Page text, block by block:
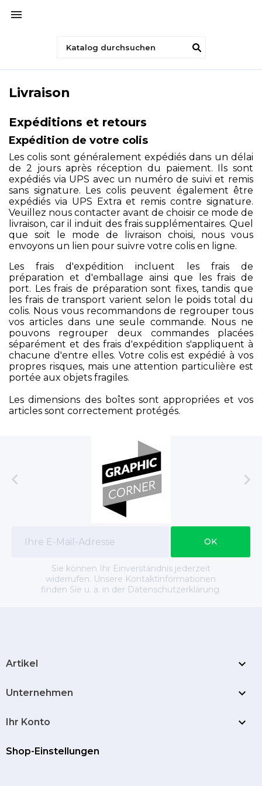

Livraison
Expéditions et retours
Expédition de votre colis
Les colis sont généralement expédiés dans un délai
de 2 jours après réception du paiement. Ils sont
expédiés via UPS avec un numéro de suivi et remis
sans signature. Les colis peuvent également être
expédiés via UPS Extra et remis contre signature.
Veuillez nous contacter avant de choisir ce mode de
livraison, car il induit des frais supplémentaires. Quel
que soit le mode de livraison choisi, nous vous
envoyons un lien pour suivre votre colis en ligne.
Les frais d'expédition incluent les frais de
préparation et d'emballage ainsi que les frais de
port. Les frais de préparation sont fixes, tandis que
les frais de transport varient selon le poids total du
colis. Nous vous recommandons de regrouper tous
vos articles dans une seule commande. Nous ne
pouvons regrouper deux commandes placées
séparément et des frais d'expédition s'appliquent à
chacune d'entre elles. Votre colis est expédié à vos
propres risques, mais une attention particulière est
portée aux objets fragiles.
Les dimensions des boîtes sont appropriées et vos
articles sont correctement protégés.
 
Sie können Ihr Einverständnis jederzeit
widerrufen. Unsere Kontaktinformationen
finden Sie u. a. in der Datenschutzerklärung.
Artikel 
Unternehmen 
Ihr Konto 
Shop-Einstellungen